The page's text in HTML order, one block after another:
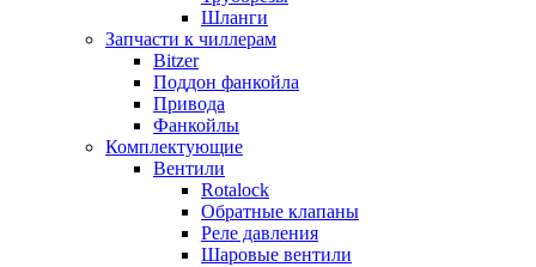
Шланги
Запчасти к чиллерам
Bitzer
Поддон фанкойла
Привода
Фанкойлы
Комплектующие
Вентили
Rotalock
Обратные клапаны
Реле давления
Шаровые вентили